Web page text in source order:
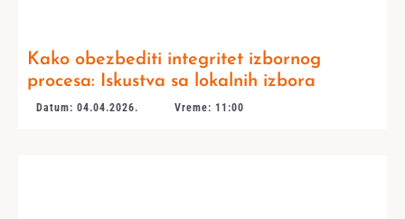
Kako obezbediti integritet izbornog
procesa: Iskustva sa lokalnih izbora
Datum: 04.04.2026. Vreme: 11:00